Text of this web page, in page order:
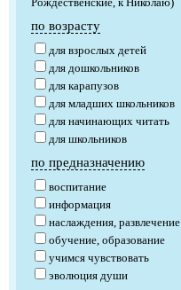
по возрасту
для взрослых детей
для дошкольников
для карапузов
для младших школьников
для начинающих читать
для школьников
по предназначению
воспитание
информация
наслаждения, развлечение
обучение, образование
учимся чувствовать
эволюция души